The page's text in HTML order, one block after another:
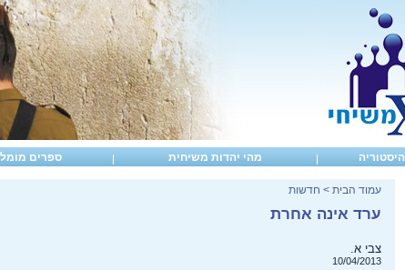
היסטוריה מהי יהדות משיחית ספרים
עמוד הבית > חדשות
ערד אינה אחרת
צבי א.
10/04/2013